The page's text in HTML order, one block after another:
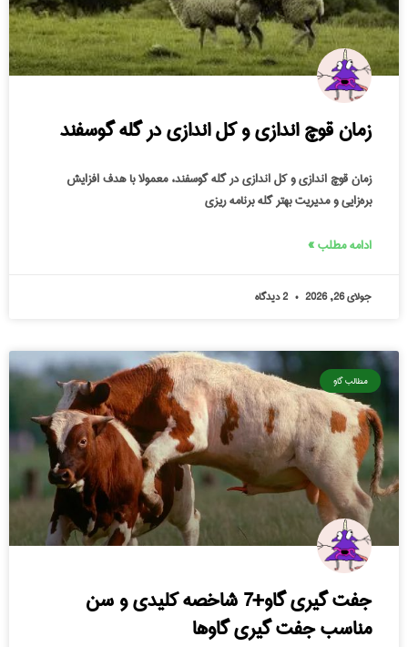
زمان قوچ اندازی و کل اندازی در گله گوسفند
زمان قوچ اندازی و کل اندازی در گله گوسفند، معمولا با هدف افزایش
بره‌زایی و مدیریت بهتر گله برنامه‌ ریزی
ادامه مطلب »
جولای 26, 2026
مطالب گاو
جفت گیری گاو+7 شاخصه کلیدی و سن
مناسب جفت گیری گاوها